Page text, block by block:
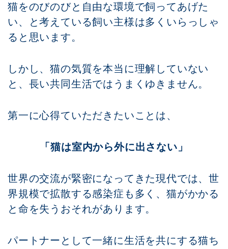
猫をのびのびと自由な環境で飼ってあげた
い、と考えている飼い主様は多くいらっしゃ
ると思います。
しかし、猫の気質を本当に理解していない
と、長い共同生活ではうまくゆきません。
第一に心得ていただきたいことは、
「猫は室内から外に出さない」
世界の交流が緊密になってきた現代では、世
界規模で拡散する感染症も多く、猫がかかる
と命を失うおそれがあります。
パートナーとして一緒に生活を共にする猫ち